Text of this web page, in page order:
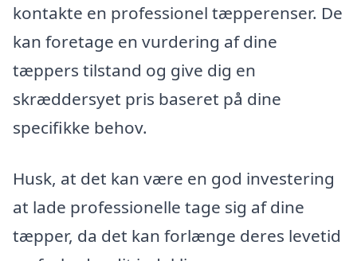
kontakte en professionel tæpperenser. De
kan foretage en vurdering af dine
tæppers tilstand og give dig en
skræddersyet pris baseret på dine
specifikke behov.
Husk, at det kan være en god investering
at lade professionelle tage sig af dine
tæpper, da det kan forlænge deres levetid